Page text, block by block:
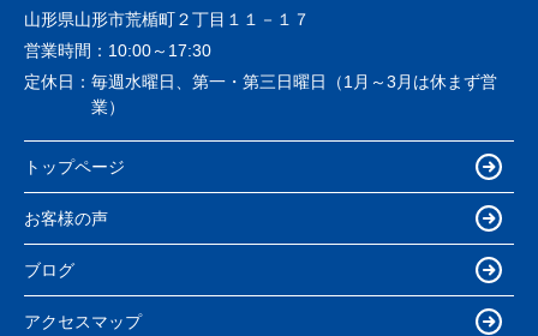
山形県山形市荒楯町２丁目１１－１７
営業時間： 10:00～17:30
定休日： 毎週水曜日、第一・第三日曜日（1月～3月は休まず営
業）
トップページ
お客様の声
ブログ
アクセスマップ